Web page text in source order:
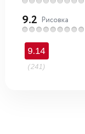
9.2 Рисовка
9.14
(241)